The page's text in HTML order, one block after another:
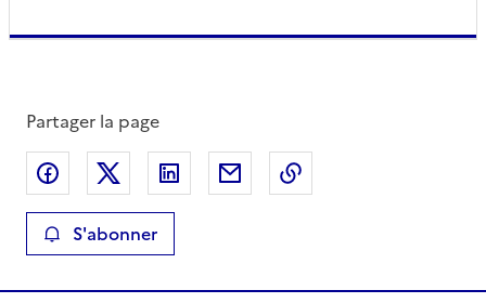
Partager la page
Partager sur Facebook
Partager sur XPartager sur LinkedIn
Partager par email
S'abonner